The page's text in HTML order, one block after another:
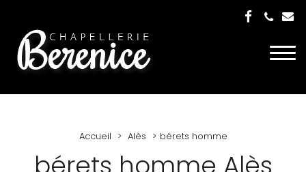
Accueil Alès bérets homme